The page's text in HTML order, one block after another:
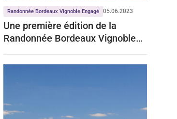
Randonnée Bordeaux Vignoble Engagé 05.06.2023
Une première édition de la
Randonnée Bordeaux Vignoble